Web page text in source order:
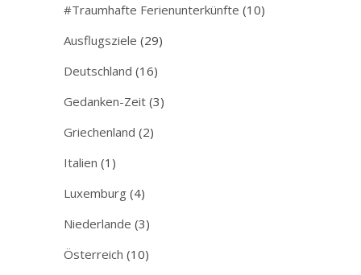
#Traumhafte Ferienunterkünfte (10)
Ausflugsziele (29)
Deutschland (16)
Gedanken-Zeit (3)
Griechenland (2)
Italien (1)
Luxemburg (4)
Niederlande (3)
Österreich (10)